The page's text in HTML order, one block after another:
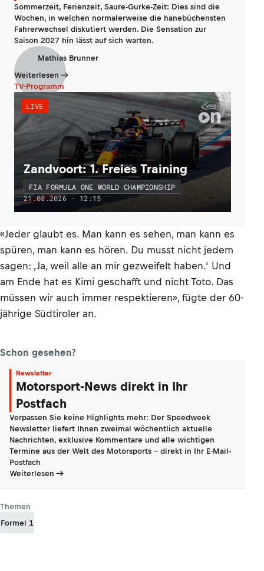
Sommerzeit, Ferienzeit, Saure-Gurke-Zeit: Dies sind die
Wochen, in welchen normalerweise die hanebüchensten
Fahrerwechsel diskutiert werden. Die Sensation zur
Saison 2027 hin lässt auf sich warten.
Mathias Brunner
Weiterlesen
TV-Programm
LIVE
Zandvoort: 1. Freies Training
FIA FORMULA ONE WORLD CHAMPIONSHIP
21.08.2026 - 12:15
«Jeder glaubt es. Man kann es sehen, man kann es
spüren, man kann es hören. Du musst nicht jedem
sagen: ‚Ja, weil alle an mir gezweifelt haben.‘ Und
am Ende hat es Kimi geschafft und nicht Toto. Das
müssen wir auch immer respektieren», fügte der 60-
jährige Südtiroler an.
Schon gesehen?
Newsletter
Motorsport-News direkt in Ihr
Postfach
Verpassen Sie keine Highlights mehr: Der Speedweek
Newsletter liefert Ihnen zweimal wöchentlich aktuelle
Nachrichten, exklusive Kommentare und alle wichtigen
Termine aus der Welt des Motorsports - direkt in Ihr E-Mail-
Postfach
Weiterlesen
Themen
Formel 1